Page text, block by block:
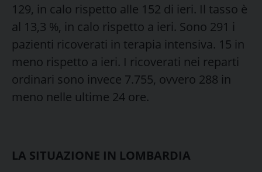
129, in calo rispetto alle 152 di ieri. Il tasso è
al 13,3 %, in calo rispetto a ieri. Sono 291 i
pazienti ricoverati in terapia intensiva. 15 in
meno rispetto a ieri. I ricoverati nei reparti
ordinari sono invece 7.755, ovvero 288 in
meno nelle ultime 24 ore.
LA SITUAZIONE IN LOMBARDIA